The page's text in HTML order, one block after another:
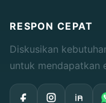
RESPON CEPAT
Diskusikan
untuk mendapatkan